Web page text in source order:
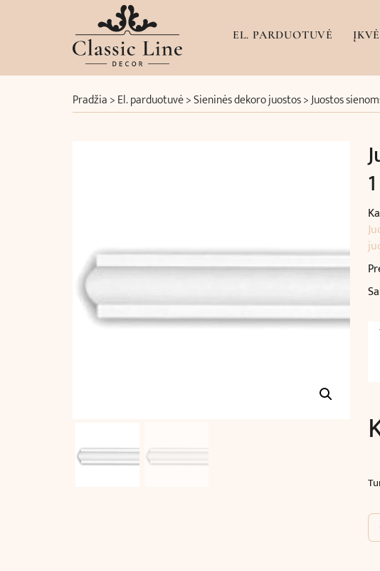
EL. PARDUOTUVĖ
Pradžia>El. parduotuvė>Sieninės dekoro juostos>Juostos